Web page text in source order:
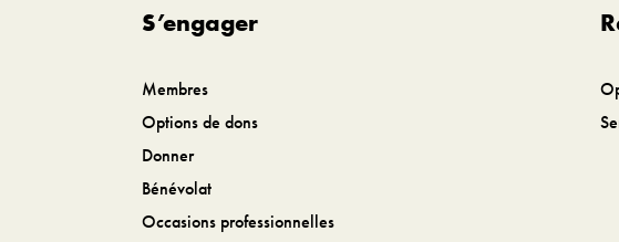
S’engager
Membres
Options de dons
Donner
Bénévolat
Occasions professionnelles